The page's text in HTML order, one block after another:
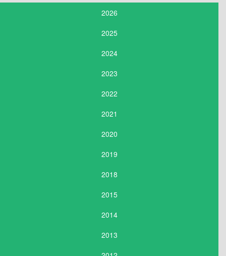
2026
2025
2024
2023
2022
2021
2020
2019
2018
2015
2014
2013